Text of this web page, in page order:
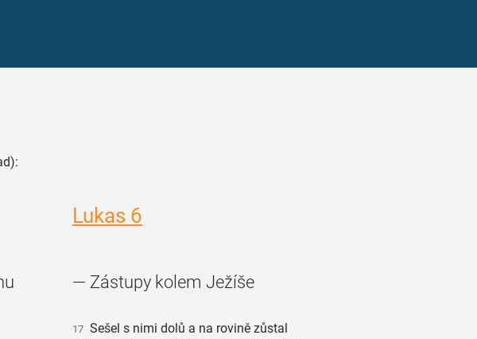
Lukas 6
— Zástupy kolem Ježíše
17 Sešel s nimi dolů a na rovině zůstal